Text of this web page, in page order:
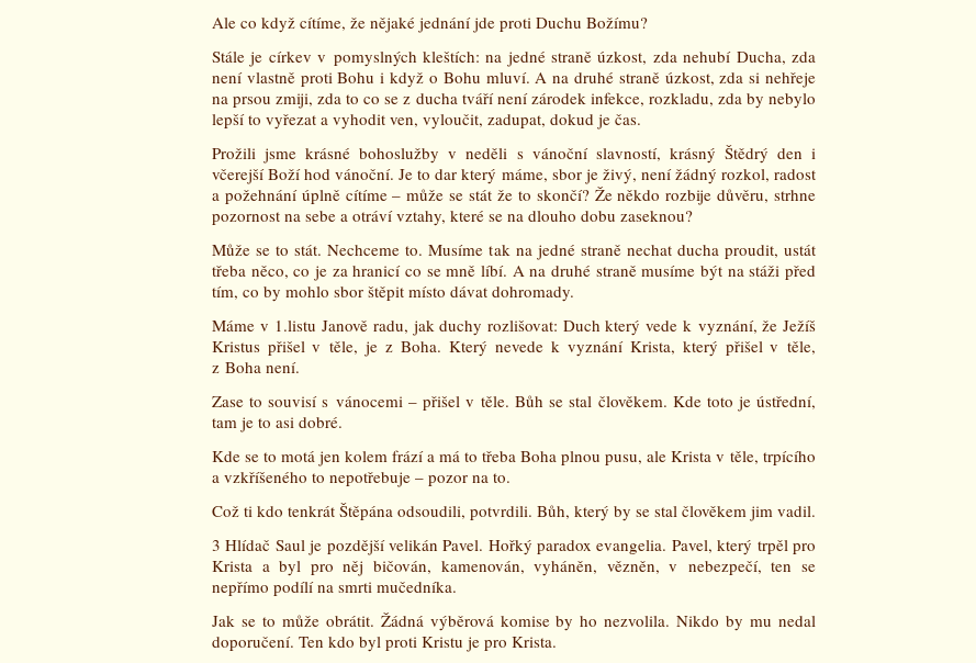
Ale co když cítíme, že nějaké jednání jde proti Duchu Božímu?
Stále je církev v pomyslných kleštích: na jedné straně úzkost, zda nehubí Ducha, zda
není vlastně proti Bohu i když o Bohu mluví. A na druhé straně úzkost, zda si nehřeje
na prsou zmiji, zda to co se z ducha tváří není zárodek infekce, rozkladu, zda by nebylo
lepší to vyřezat a vyhodit ven, vyloučit, zadupat, dokud je čas.
Prožili jsme krásné bohoslužby v neděli s vánoční slavností, krásný Štědrý den i
včerejší Boží hod vánoční. Je to dar který máme, sbor je živý, není žádný rozkol, radost
a požehnání úplně cítíme – může se stát že to skončí? Že někdo rozbije důvěru, strhne
pozornost na sebe a otráví vztahy, které se na dlouho dobu zaseknou?
Může se to stát. Nechceme to. Musíme tak na jedné straně nechat ducha proudit, ustát
třeba něco, co je za hranicí co se mně líbí. A na druhé straně musíme být na stáži před
tím, co by mohlo sbor štěpit místo dávat dohromady.
Máme v 1.listu Janově radu, jak duchy rozlišovat: Duch který vede k vyznání, že Ježíš
Kristus přišel v těle, je z Boha. Který nevede k vyznání Krista, který přišel v těle,
z Boha není.
Zase to souvisí s vánocemi – přišel v těle. Bůh se stal člověkem. Kde toto je ústřední,
tam je to asi dobré.
Kde se to motá jen kolem frází a má to třeba Boha plnou pusu, ale Krista v těle, trpícího
a vzkříšeného to nepotřebuje – pozor na to.
Což ti kdo tenkrát Štěpána odsoudili, potvrdili. Bůh, který by se stal člověkem jim vadil.
3 Hlídač Saul je pozdější velikán Pavel. Hořký paradox evangelia. Pavel, který trpěl pro
Krista a byl pro něj bičován, kamenován, vyháněn, vězněn, v nebezpečí, ten se
nepřímo podílí na smrti mučedníka.
Jak se to může obrátit. Žádná výběrová komise by ho nezvolila. Nikdo by mu nedal
doporučení. Ten kdo byl proti Kristu je pro Krista.